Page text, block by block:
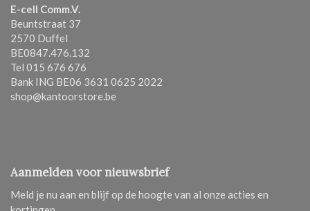
E-cell Comm.V.
Beuntstraat 37
2570 Duffel
BE0847.476.132
Tel 015 676 676
Bank ING BE06 3631 0625 2022
shop@kantoorstore.be
Aanmelden voor nieuwsbrief
Meld je nu aan en blijf op de hoogte van al onze acties en